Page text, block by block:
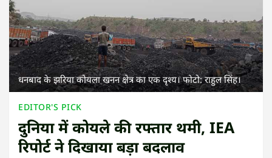
धनबाद के झरिया कोयला खनन क्षेत्र का एक दृश्य। फोटो: राहुल सिंह।
EDITOR'S PICK
दुनिया में कोयले की रफ्तार थमी, IEA
रिपोर्ट ने दिखाया बड़ा बदलाव